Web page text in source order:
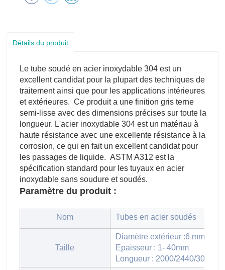
Détails du produit
Le tube soudé en acier inoxydable 304 est un
excellent candidat pour la plupart des techniques de
traitement ainsi que pour les applications intérieures
et extérieures. Ce produit a une finition gris terne
semi-lisse avec des dimensions précises sur toute la
longueur. L'acier inoxydable 304 est un matériau à
haute résistance avec une excellente résistance à la
corrosion, ce qui en fait un excellent candidat pour
les passages de liquide. ASTM A312 est la
spécification standard pour les tuyaux en acier
inoxydable sans soudure et soudés.
Paramètre du produit :
Nom Tubes en acier soudés
Taille
Diamètre extérieur :6 mm -
Epaisseur : 1- 40mm
Longueur : 2000/2440/3000/